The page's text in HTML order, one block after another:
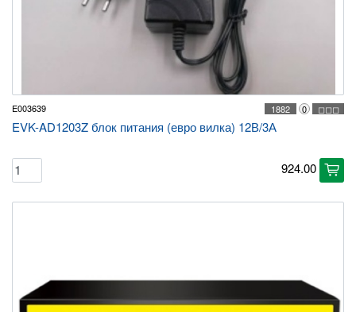
E003639 ◻◻◻
0
1882
EVK-AD1203Z блок питания (евро вилка) 12В/3А
924.00 cart